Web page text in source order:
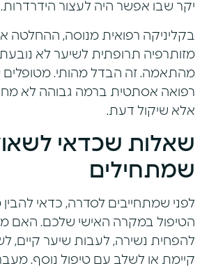
יקר שבו אפשר היה לעצור הידרדרות.
בקליניקה רפואית מנוסה, ההחלטה
מזותרפיה תרופתית לשיער לא
מהתאמה. זה הבדל מהותי.
רפואה אסתטית ברמה גבוהה לא
אלא שיקול דעת.
שאלות שכדאי
שמתחילים
לפני שמתחייבים לסדרה, כדאי
הטיפול במקרה האישי שלכם. האם
להפחית נשירה, לעבות שיער קיים,
קיימת או לשלב עם טיפול נוסף.